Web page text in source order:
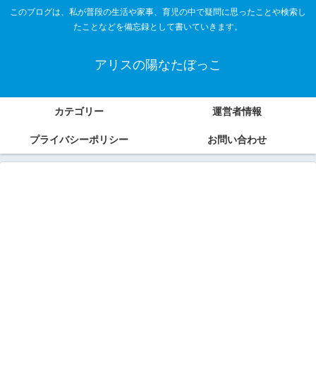
このブログは、私が普段の生活や家事、育児の中で疑問に思ったことや検索し
たことなどを備忘録として書いていきます。
アリスの陽なたぼっこ
カテゴリー 運営者情報
プライバシーポリシー お問い合わせ